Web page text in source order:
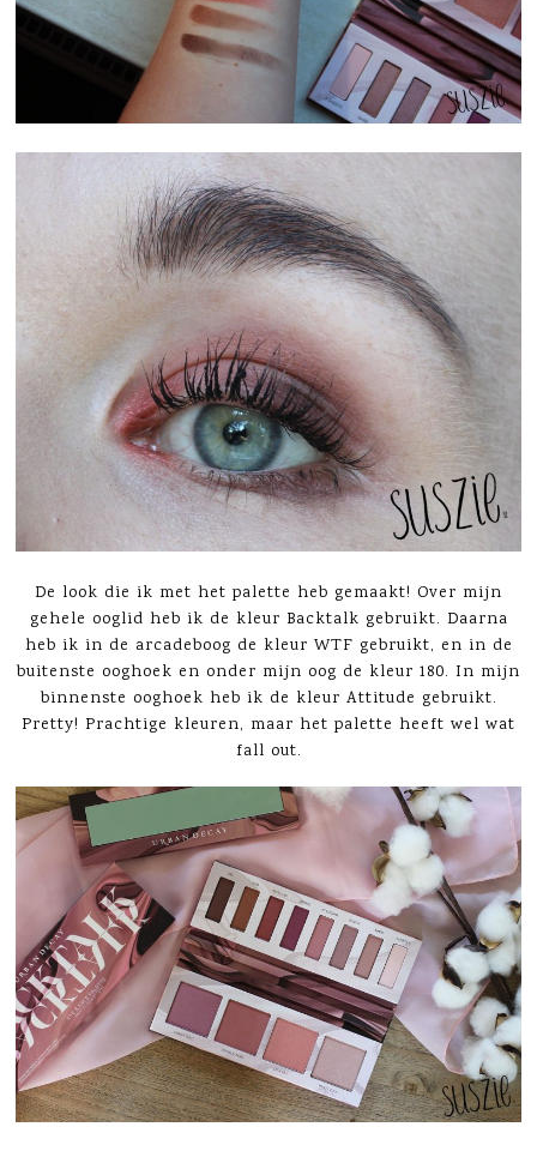
De look die ik met het palette heb gemaakt! Over mijn
gehele ooglid heb ik de kleur Backtalk gebruikt. Daarna
heb ik in de arcadeboog de kleur WTF gebruikt, en in de
buitenste ooghoek en onder mijn oog de kleur 180. In mijn
binnenste ooghoek heb ik de kleur Attitude gebruikt.
Pretty! Prachtige kleuren, maar het palette heeft wel wat
fall out.